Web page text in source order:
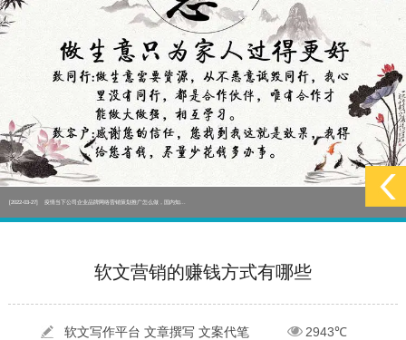
[2022-05-29] 实体门店如何做网络推广吸引客户，实体店网络营销技巧... 更多 >
[2022-05-04] 污水处理设备厂家产品如何做网络推广（污水处理项目网...
[2022-03-27] 疫情当下公司企业品牌网络营销策划推广怎么做，国内知...
实体门店如何做网络推广吸引客户，实体店网络营销技巧...
疫情当下公司企业品牌网络营销策划推广怎么做，国内知...
软文营销的赚钱方式有哪些
软文写作平台 文章撰写 文案代笔
2943℃